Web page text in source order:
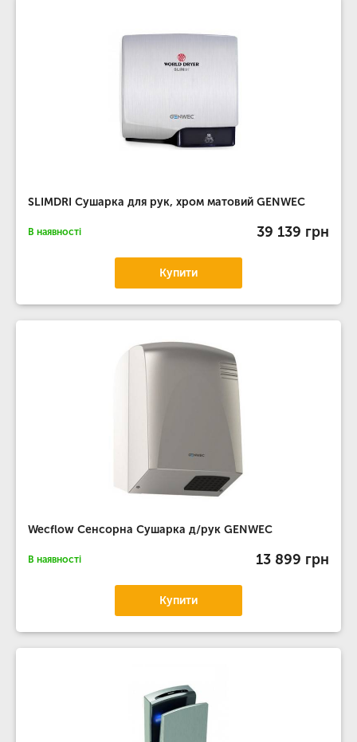
SLIMDRI Сушарка для рук, хром матовий GENWEC
В наявності 39 139 грн
Купити
Wecflow Сенсорна Сушарка д/рук GENWEC
В наявності 13 899 грн
Купити